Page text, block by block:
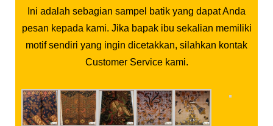
Ini adalah sebagian sampel batik yang dapat Anda
pesan kepada kami. Jika bapak ibu sekalian memiliki
motif sendiri yang ingin dicetakkan, silahkan kontak
Customer Service kami.